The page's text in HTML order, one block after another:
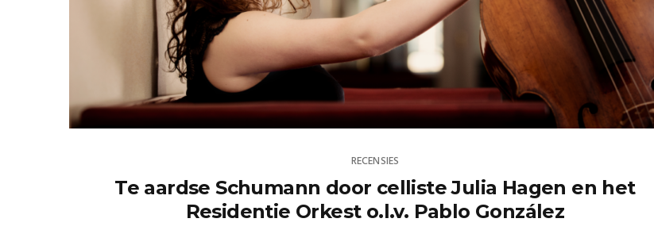
RECENSIES
Te aardse Schumann door celliste Julia Hagen en het
Residentie Orkest o.l.v. Pablo González